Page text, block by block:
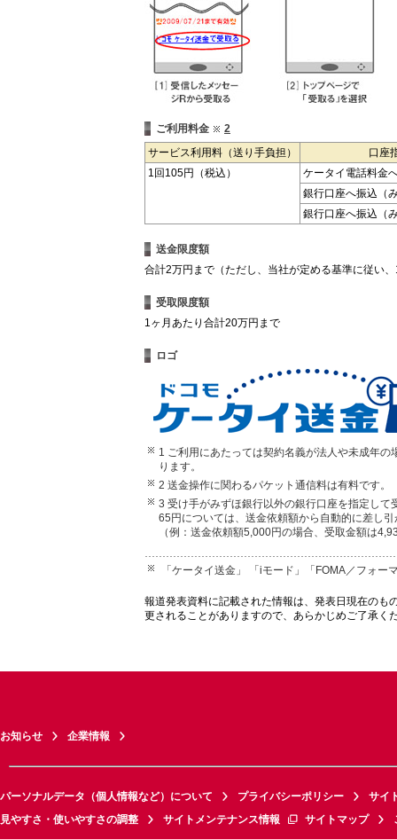
ご利用料金 2
サービス利用料（送り手負担）
口座
1回105円（税込）
ケータイ電話料金
銀行口座へ振込（
銀行口座へ振込（
送金限度額
合計2万円まで（ただし、当社が定める基準に従い
受取限度額
1ヶ月あたり合計20万円まで
ロゴ
1 ご利用にあたっては契約名義が法人や未成年
ります。
2 送金操作に関わるパケット通信料は有料です。
3 受け手がみずほ銀行以外の銀行口座を指定し
65円については、送金依頼額から自動的に差し引
（例：送金依頼額5,000円の場合、受取金額は
「ケータイ送金」 「iモード」「FOMA／フォ
報道発表資料に記載された情報は、発表日現在のも
更されることがありますので、あらかじめご了承く
お知らせ 企業情報
パーソナルデータ（個人情報など）について プライバシーポリシー
サイ
見やすさ・使いやすさの調整
サイトメンテナンス情報 サイトマップ